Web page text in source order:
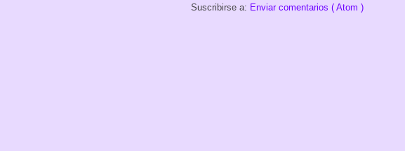
Suscribirse a: Enviar comentarios ( Atom )